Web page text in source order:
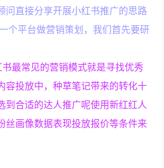
问直接分享开展小红书推广的思路
个平台做营销策划，我们首先要研
最常见的营销模式就是寻找优秀
容投放中，种草笔记带来的转化十
到合适的达人推广呢使用新红红人
丝画像数据表现投放报价等条件来